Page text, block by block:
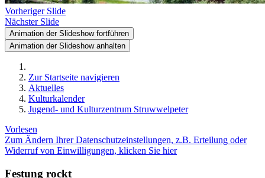
Vorheriger Slide
Nächster Slide
Animation der Slideshow fortführen
Animation der Slideshow anhalten
Zur Startseite navigieren
Aktuelles
Kulturkalender
Jugend- und Kulturzentrum Struwwelpeter
Vorlesen
Zum Ändern Ihrer Datenschutzeinstellungen, z.B. Erteilung oder
Widerruf von Einwilligungen, klicken Sie hier
Festung rockt